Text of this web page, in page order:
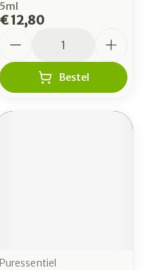
5ml
€ 12,80
Bestel
Puressentiel